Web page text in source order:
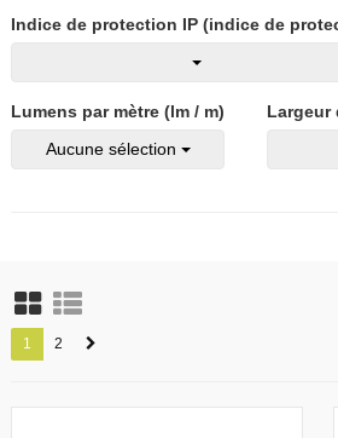
Indice de protection IP (indice de
Lumens par mètre (lm / m)
Aucune sélection
Largeur
1 2